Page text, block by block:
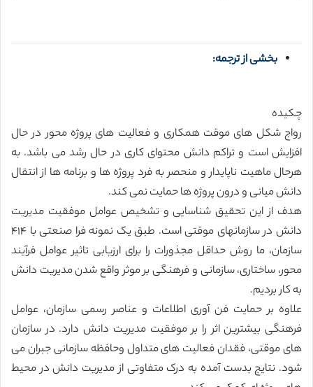
بخشی از ترجمه:
چکیده
رواج شکل های موقت همکاری و فعالیت های پروژه محور در حال
افزایش است و تراکم دانش محتوای کاری در حال رشد می باشد. به
هرحال ماهیت ناپایدار و منحصر به فرد پروژه ها و برنامه ها از انتقال
دانش میانی و درون پروژه ها حمایت نمی کند.
هدف از این تحقیق شناسایی و تشخیص عوامل موفقیت مدیریت
دانش در سازمانهای موقتی است. طبق یک نمونه فرا صنعتی با ۴١۴
سازمان، ما روش حداقل مجذورات را برای ارزیابی تاثیر عوامل فرآیند
محور، ساختاری، سازمانی و فرهنگی بر موثر واقع شدن مدیریت دانش
به کار بردیم.
علاوه بر حمایت فن آوری اطلاعات و عناصر رسمی سازمان، عوامل
فرهنگی بیشترین اثر را بر موفقیت مدیریت دانش دارد. در سازمان
های موقتی، فقدان فعالیت های متداول وحافظه سازمانی جبران می
شود. نتایج بدست آمده به درک متفاوتی از مدیریت دانش در محیط